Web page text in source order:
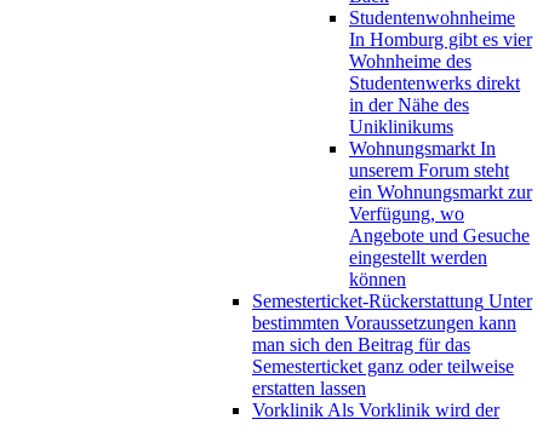
Studentenwohnheime
In Homburg gibt es vier
Wohnheime des
Studentenwerks direkt
in der Nähe des
Uniklinikums
Wohnungsmarkt In
unserem Forum steht
ein Wohnungsmarkt zur
Verfügung, wo
Angebote und Gesuche
eingestellt werden
können
Semesterticket-Rückerstattung Unter
bestimmten Voraussetzungen kann
man sich den Beitrag für das
Semesterticket ganz oder teilweise
erstatten lassen
VorklinikAls Vorklinik wird der